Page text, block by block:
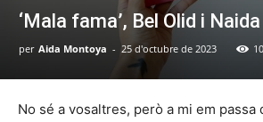
‘Mala fama’, Bel Olid i
per Aida Montoya - 25 d'octubre de 2023
No sé a vosaltres, però a mi em passa